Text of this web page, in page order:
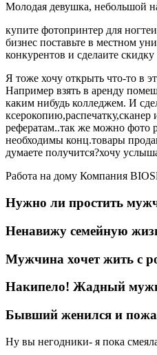
Молодая девушка, небольшой
купите фотопринтер для
бизнес поставьте в местном
конкурентов и сделаите
Я тоже хочу открыть что-то в
Например взять в аренду
каким нибудь колледжем. И
рефератам..так же можно фото
необходимы конц.товары
думаете получится?хочу
Работа на дому Компания
Нужно ли простить
Ненавижу семейную
Мужчина хочет жить с
Накипело! Жадный
Бывший женился и
Ну вы негодники- я пока